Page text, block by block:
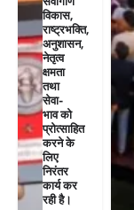
विकास,
राष्ट्रभक्ति,
अनुशासन,
नेतृत्व
क्षमता
तथा
सेवा-
भाव को
प्रोत्साहित
करने के
लिए
निरंतर
कार्य कर
रही है।